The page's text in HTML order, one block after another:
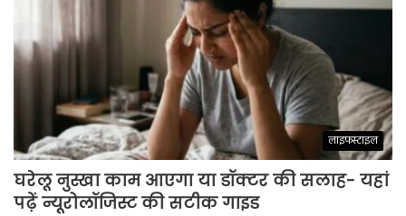
लाइफस्टाइल
घरेलू नुस्खा काम आएगा या डॉक्टर की सलाह- यहां
पढ़ें न्यूरोलॉजिस्ट की सटीक गाइड